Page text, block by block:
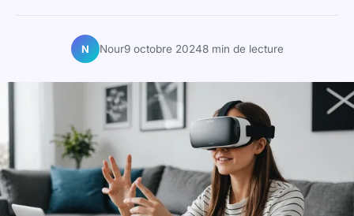
N Nour9 octobre 20248 min de lecture